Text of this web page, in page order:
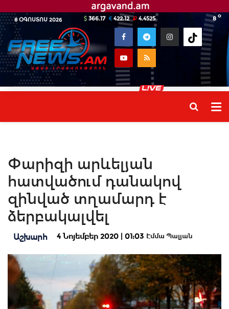
8 ՕԳՈՍՏՈՍ 2026 8 o
366.17 422.12 4.4525
Փարիզի արևելյան
հատվածում դանակով
զինված տղամարդ է
ձերբակալվել
Աշխարհ 4 Նոյեմբեր 2020 | 01:03 Էմմա Պալյան